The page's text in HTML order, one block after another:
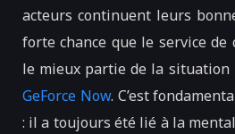
acteurs continuent leurs
forte chance que le service
le mieux partie de la situation
GeForce Now. C’est
: il a toujours été lié à la